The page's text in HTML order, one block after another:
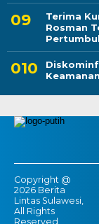
Terima
Rosman
Copyright @
2026 Berita
Lintas Sulawesi,
All Rights
Reserved